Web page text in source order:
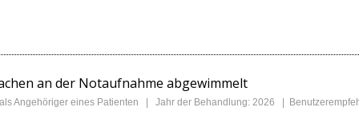
an der Notaufnahme abgewimmelt
Angehöriger eines Patienten | Jahr der Behandlung: 2026 |